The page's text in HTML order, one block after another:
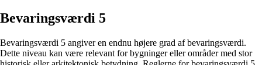
Bevaringsværdi 5
Bevaringsværdi 5 angiver en endnu højere grad af bevaringsværdi.
Dette niveau kan være relevant for bygninger eller områder med stor